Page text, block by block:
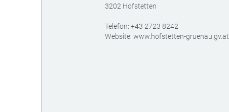
3202 Hofstetten
Telefon: +43 2723 8242
Website: www.hofstetten-gruenau.gv.at